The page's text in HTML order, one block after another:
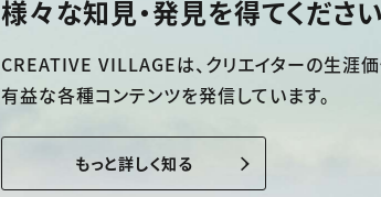
様々な知見・発見を得てください
CREATIVE VILLAGEは、 クリエイターの生涯
有益な各種コンテンツを発信しています。
もっと詳しく知る